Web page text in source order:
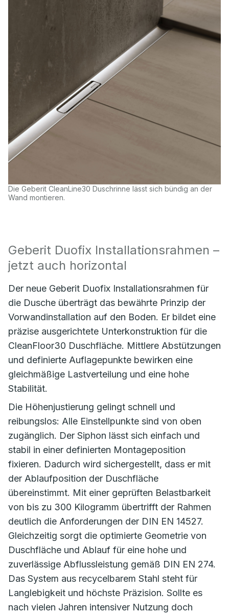
Die Geberit CleanLine30 Duschrinne lässt sich bündig an der
Wand montieren.
Geberit Duofix Installationsrahmen –
jetzt auch horizontal
Der neue Geberit Duofix Installationsrahmen für
die Dusche überträgt das bewährte Prinzip der
Vorwandinstallation auf den Boden. Er bildet eine
präzise ausgerichtete Unterkonstruktion für die
CleanFloor30 Duschfläche. Mittlere Abstützungen
und definierte Auflagepunkte bewirken eine
gleichmäßige Lastverteilung und eine hohe
Stabilität.
Die Höhenjustierung gelingt schnell und
reibungslos: Alle Einstellpunkte sind von oben
zugänglich. Der Siphon lässt sich einfach und
stabil in einer definierten Montageposition
fixieren. Dadurch wird sichergestellt, dass er mit
der Ablaufposition der Duschfläche
übereinstimmt. Mit einer geprüften Belastbarkeit
von bis zu 300 Kilogramm übertrifft der Rahmen
deutlich die Anforderungen der DIN EN 14527.
Gleichzeitig sorgt die optimierte Geometrie von
Duschfläche und Ablauf für eine hohe und
zuverlässige Abflussleistung gemäß DIN EN 274.
Das System aus recycelbarem Stahl steht für
Langlebigkeit und höchste Präzision. Sollte es
nach vielen Jahren intensiver Nutzung doch